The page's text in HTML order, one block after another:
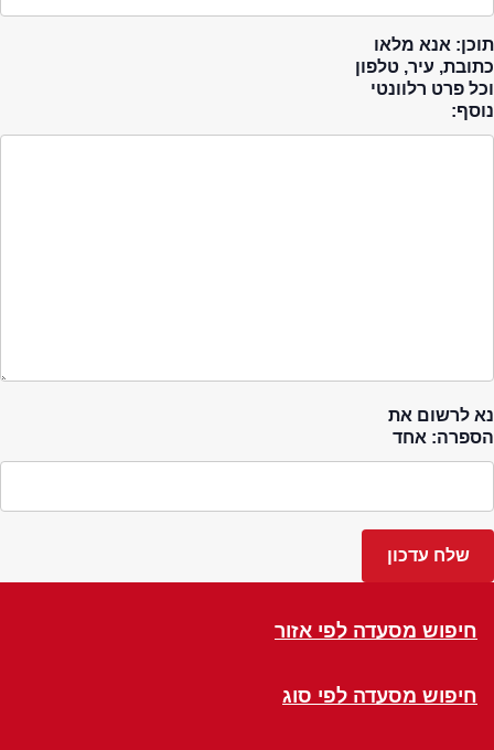
תוכן: אנא מלאו
כתובת, עיר, טלפון
וכל פרט רלוונטי
נוסף:
נא לרשום את
הספרה: אחד
חיפוש מסעדה לפי אזור
חיפוש מסעדה לפי סוג